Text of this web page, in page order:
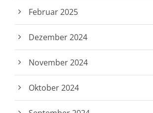
Februar 2025
Dezember 2024
November 2024
Oktober 2024